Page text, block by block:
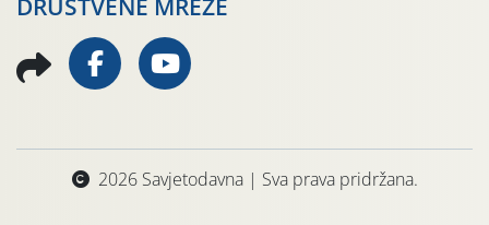
DRUŠTVENE MREŽE
2026 Savjetodavna | Sva prava pridržana.